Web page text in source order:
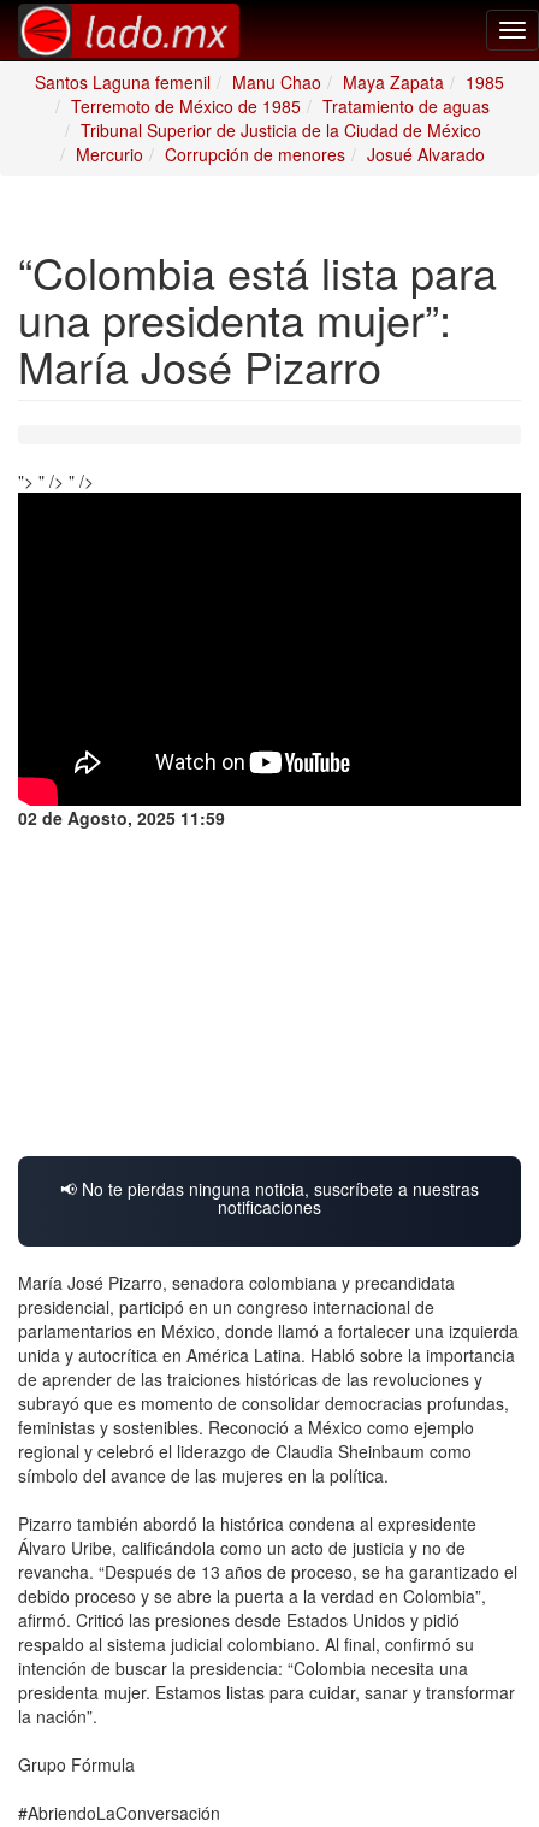
Santos Laguna femenil
Manu Chao Maya Zapata
1985
Terremoto de México de 1985
Tratamiento de aguas
Tribunal Superior de Justicia de la Ciudad de México
Mercurio
Corrupción de menores Josué Alvarado
“Colombia está lista para
una presidenta mujer”:
María José Pizarro
"> " /> " />
02 de Agosto, 2025 11:59
📢 No te pierdas ninguna noticia, suscríbete a nuestras
notificaciones
María José Pizarro, senadora colombiana y precandidata
presidencial, participó en un congreso internacional de
parlamentarios en México, donde llamó a fortalecer una izquierda
unida y autocrítica en América Latina. Habló sobre la importancia
de aprender de las traiciones históricas de las revoluciones y
subrayó que es momento de consolidar democracias profundas,
feministas y sostenibles. Reconoció a México como ejemplo
regional y celebró el liderazgo de Claudia Sheinbaum como
símbolo del avance de las mujeres en la política.
Pizarro también abordó la histórica condena al expresidente
Álvaro Uribe, calificándola como un acto de justicia y no de
revancha. “Después de 13 años de proceso, se ha garantizado el
debido proceso y se abre la puerta a la verdad en Colombia”,
afirmó. Criticó las presiones desde Estados Unidos y pidió
respaldo al sistema judicial colombiano. Al final, confirmó su
intención de buscar la presidencia: “Colombia necesita una
presidenta mujer. Estamos listas para cuidar, sanar y transformar
la nación”.
Grupo Fórmula
#AbriendoLaConversación